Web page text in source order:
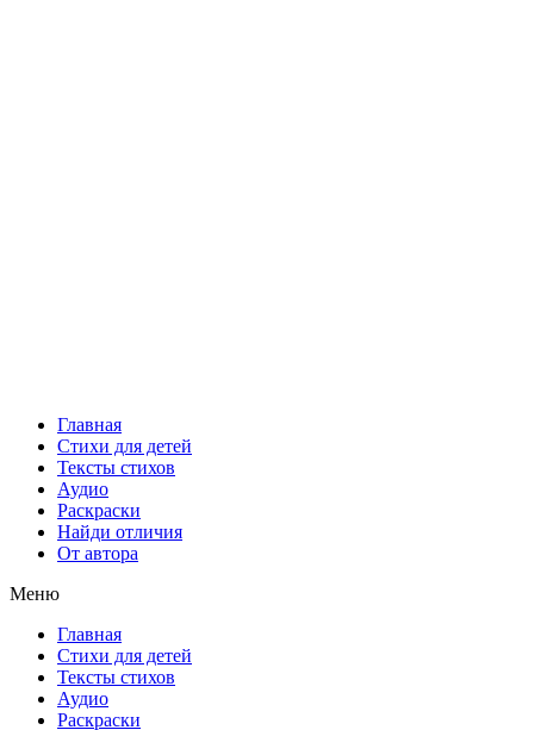
Главная
Стихи для детей
Тексты стихов
Аудио
Раскраски
Найди отличия
От автора
Меню
Главная
Стихи для детей
Тексты стихов
Аудио
Раскраски